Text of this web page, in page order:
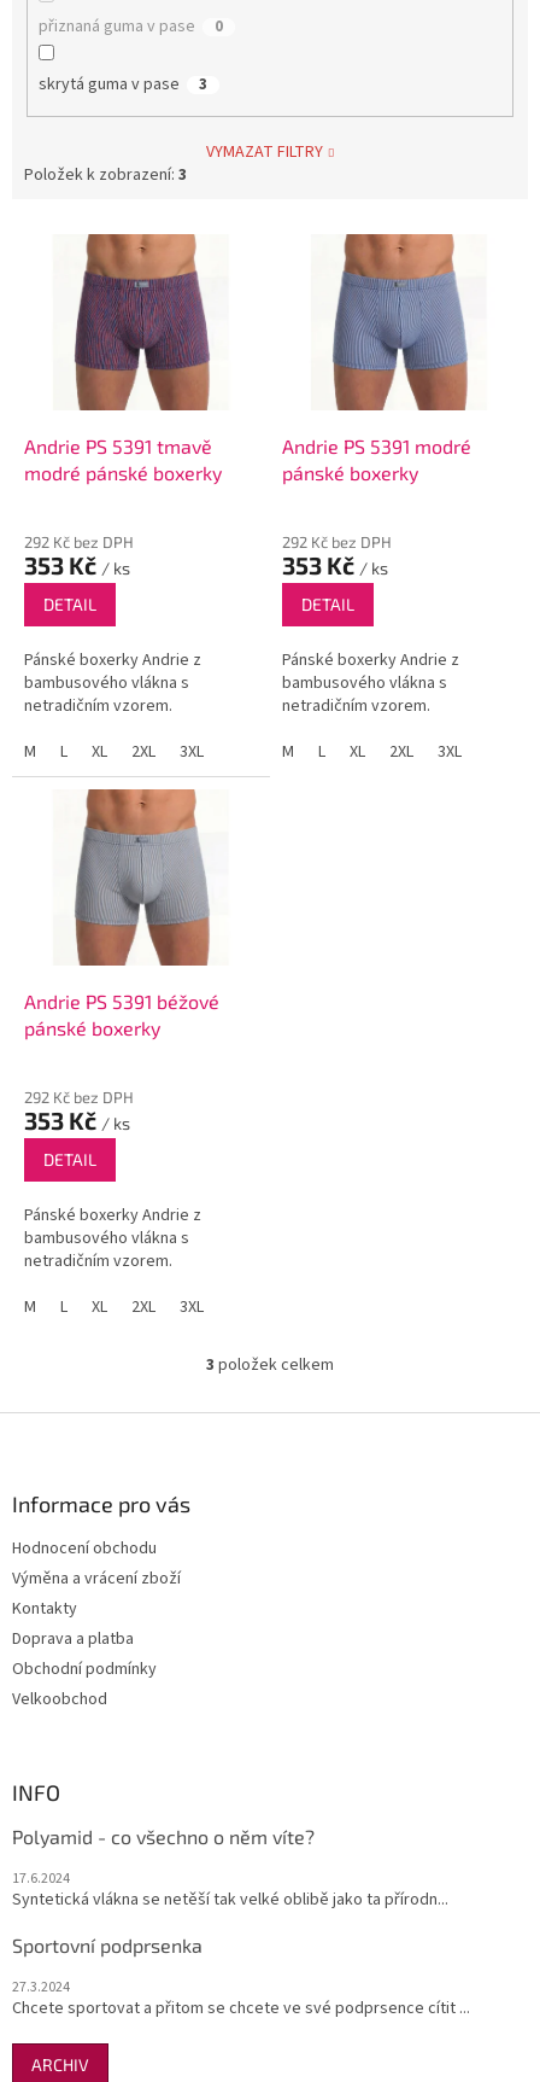
přiznaná guma v pase 0
skrytá guma v pase 3
VYMAZAT FILTRY
Položek k zobrazení: 3
Andrie PS 5391 tmavě
modré pánské boxerky
292 Kč bez DPH
353 Kč / ks
DETAIL
Pánské boxerky Andrie z
bambusového vlákna s
netradičním vzorem.
M
L XL 2XL 3XL
Andrie PS 5391 modré
pánské boxerky
292 Kč bez DPH
353 Kč / ks
DETAIL
Pánské boxerky Andrie z
bambusového vlákna s
netradičním vzorem.
M
L XL 2XL 3XL
Andrie PS 5391 béžové
pánské boxerky
292 Kč bez DPH
353 Kč / ks
DETAIL
Pánské boxerky Andrie z
bambusového vlákna s
netradičním vzorem.
M
L XL 2XL 3XL
O
l
3 položek celkem
Informace pro vás
Hodnocení obchodu
Výměna a vrácení zboží
Kontakty
Doprava a platba
Obchodní podmínky
Velkoobchod
INFO
Polyamid - co všechno o něm víte?
17.6.2024
Syntetická vlákna se netěší tak velké oblibě jako ta přírodn...
Sportovní podprsenka
27.3.2024
Chcete sportovat a přitom se chcete ve své podprsence cítit ...
ARCHIV